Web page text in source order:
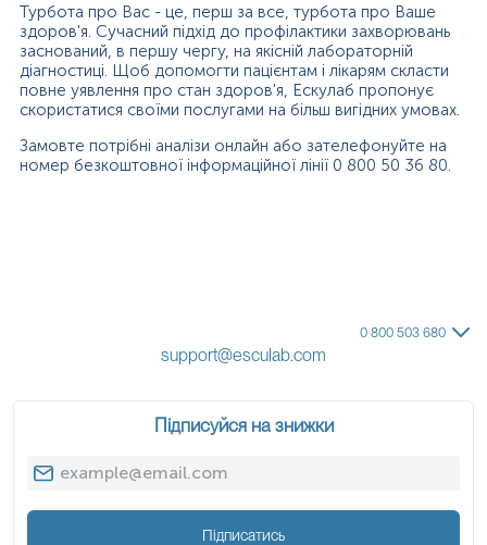
Турбота про Вас - це, перш за все, турбота про Ваше
здоров'я. Сучасний підхід до профілактики захворювань
заснований, в першу чергу, на якісній лабораторній
діагностиці. Щоб допомогти пацієнтам і лікарям скласти
повне уявлення про стан здоров'я, Ескулаб пропонує
скористатися своїми послугами на більш вигідних умовах.
Замовте потрібні аналізи онлайн або зателефонуйте на
номер безкоштовної інформаційної лінії 0 800 50 36 80.
0 800 503 680
support@esculab.com
Підписуйся на знижки
Підписатись